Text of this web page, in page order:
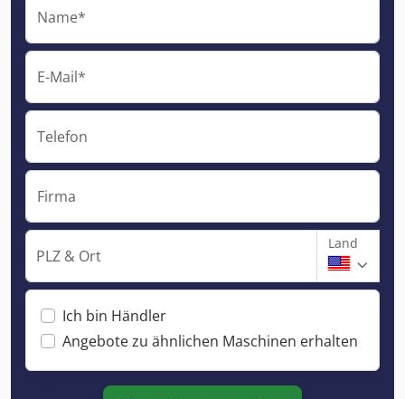
Name*
E-Mail*
Telefon
Firma
PLZ & Ort
Land
Ich bin Händler
Angebote zu ähnlichen Maschinen erhalten